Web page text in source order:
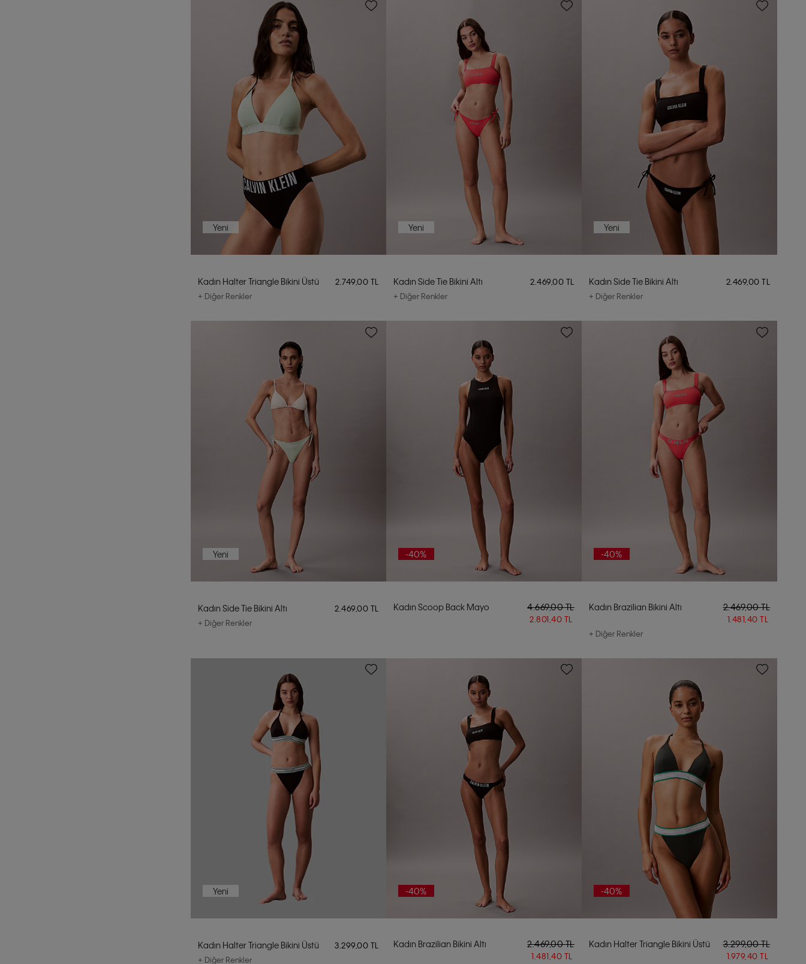
Yeni
Kadın Halter Triangle Bikini Üstü
2.749,00 TL
+ Diğer Renkler
Yeni
Kadın Side Tie Bikini Altı
2.469,00 TL
+ Diğer Renkler
Yeni
Kadın Side Tie Bikini Altı
2.469,00 TL
+ Diğer Renkler
Yeni
Kadın Side Tie Bikini Altı
2.469,00 TL
+ Diğer Renkler
-40%
Kadın Scoop Back Mayo 4.669,00 TL
2.801,40 TL
-40%
Kadın Brazilian Bikini Altı 2.469,00 TL
1.481,40 TL
+ Diğer Renkler
Yeni
Kadın Halter Triangle Bikini Üstü
3.299,00 TL
+ Diğer Renkler
-40%
Kadın Brazilian Bikini Altı 2.469,00 TL
1.481,40 TL
-40%
Kadın Halter Triangle Bikini Üstü 3.299,00 TL
1.979,40 TL